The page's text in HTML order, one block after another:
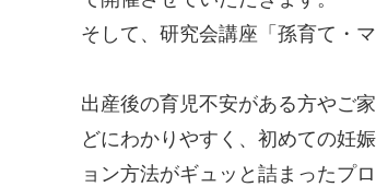
そして、研究会講座「孫育て・
出産後の育児不安がある方やご
どにわかりやすく、初めての妊
ョン方法がギュッと詰まったプ